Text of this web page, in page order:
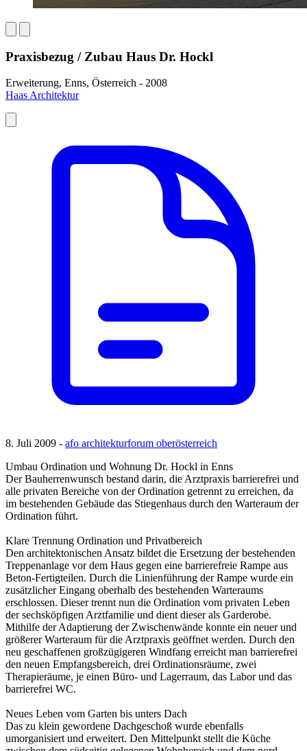
Praxisbezug / Zubau Haus Dr. Hockl
Erweiterung, Enns, Österreich - 2008
Haas Architektur
8. Juli 2009 - afo architekturforum oberösterreich
Umbau Ordination und Wohnung Dr. Hockl in Enns
Der Bauherrenwunsch bestand darin, die Arztpraxis barrierefrei und
alle privaten Bereiche von der Ordination getrennt zu erreichen, da
im bestehenden Gebäude das Stiegenhaus durch den Warteraum der
Ordination führt.
Klare Trennung Ordination und Privatbereich
Den architektonischen Ansatz bildet die Ersetzung der bestehenden
Treppenanlage vor dem Haus gegen eine barrierefreie Rampe aus
Beton-Fertigteilen. Durch die Linienführung der Rampe wurde ein
zusätzlicher Eingang oberhalb des bestehenden Warteraums
erschlossen. Dieser trennt nun die Ordination vom privaten Leben
der sechsköpfigen Arztfamilie und dient dieser als Garderobe.
Mithilfe der Adaptierung der Zwischenwände konnte ein neuer und
größerer Warteraum für die Arztpraxis geöffnet werden. Durch den
neu geschaffenen großzügigeren Windfang erreicht man barrierefrei
den neuen Empfangsbereich, drei Ordinationsräume, zwei
Therapieräume, je einen Büro- und Lagerraum, das Labor und das
barrierefrei WC.
Neues Leben vom Garten bis unters Dach
Das zu klein gewordene Dachgeschoß wurde ebenfalls
umorganisiert und erweitert. Den Mittelpunkt stellt die Küche